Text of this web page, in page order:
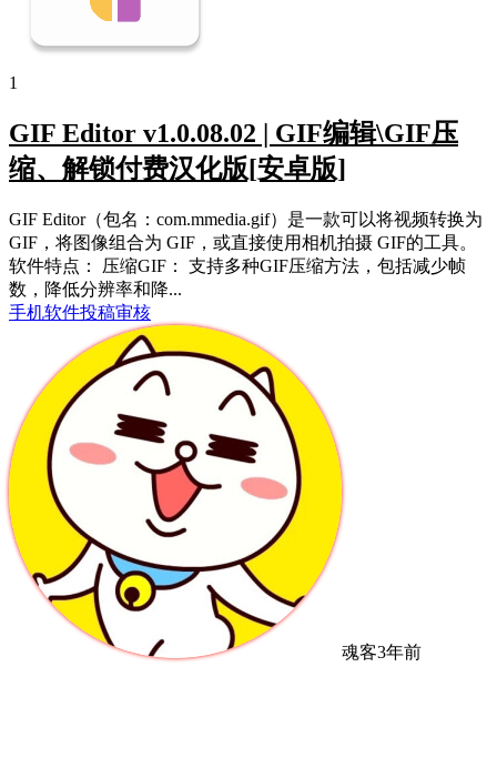
1
GIF Editor v1.0.08.02 | GIF编辑\GIF压
缩、解锁付费汉化版[安卓版]
GIF Editor（包名：com.mmedia.gif）是一款可以将视频转换为
GIF，将图像组合为 GIF，或直接使用相机拍摄 GIF的工具。
软件特点： 压缩GIF： 支持多种GIF压缩方法，包括减少帧
数，降低分辨率和降...
手机软件投稿审核
魂客3年前